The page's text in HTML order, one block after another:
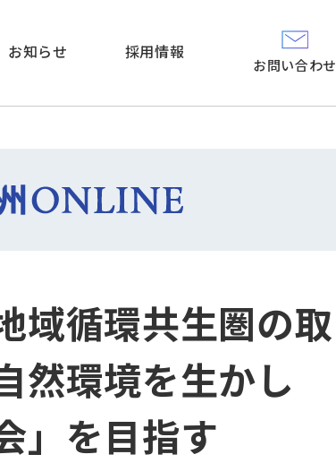
お知らせ 採用情報
お問い合わせ
域循環共生圏の取
然環境を生かし
」を目指す